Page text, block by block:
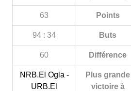
63 Points
94 : 34 Buts
60 Différence
NRB.El Ogla -
URB.El
Plus grande
victoire à